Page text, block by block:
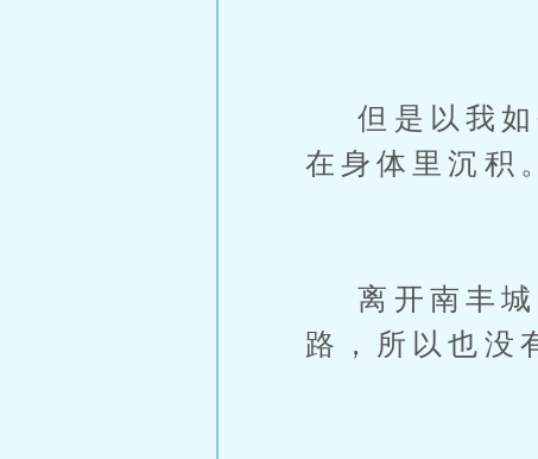
但是以我如
在身体里沉积。
离开南丰城
路，所以也没